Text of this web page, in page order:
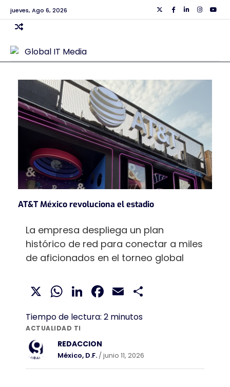
Skip
to
content
jueves, Ago 6, 2026 TwiiterFacebook
Linkedin
AT&T México revoluciona el estadio
X WhatsApp
LinkedIn
Facebook
Email
Tiempo de lectura: 2 minutos
ACTUALIDAD TI
La empresa despliega un plan
histórico de red para conectar a miles
de aficionados en el torneo global
REDACCION
México, D.F. / junio 11, 2026